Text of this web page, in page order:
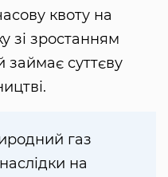
квоту на
зі зростанням
займає суттєву
газ
на